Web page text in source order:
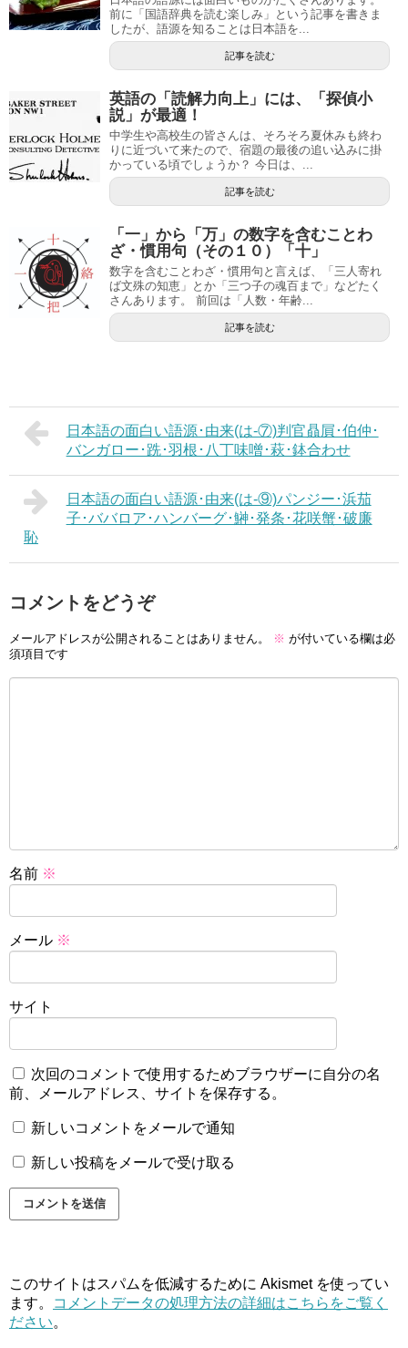
前に「国語辞典を読む楽しみ」という記事を書きま
したが、語源を知ることは日本語を...
記事を読む
英語の「読解力向上」には、「探偵小
説」が最適！
中学生や高校生の皆さんは、そろそろ夏休みも終わ
りに近づいて来たので、宿題の最後の追い込みに掛
かっている頃でしょうか？ 今日は、...
記事を読む
「一」から「万」の数字を含むことわ
ざ・慣用句（その１０）「十」
数字を含むことわざ・慣用句と言えば、「三人寄れ
ば文殊の知恵」とか「三つ子の魂百まで」などたく
さんあります。 前回は「人数・年齢...
記事を読む
日本語の面白い語源･由来(は-⑦)判官贔屓･伯仲･
バンガロー･跣･羽根･八丁味噌･萩･鉢合わせ
日本語の面白い語源･由来(は-⑨)パンジー･浜茄
子･ババロア･ハンバーグ･鰰･発条･花咲蟹･破廉
恥
コメントをどうぞ
メールアドレスが公開されることはありません。 ※ が付いている欄は必
須項目です
名前 ※
メール ※
サイト
次回のコメントで使用するためブラウザーに自分の名
前、メールアドレス、サイトを保存する。
新しいコメントをメールで通知
新しい投稿をメールで受け取る
このサイトはスパムを低減するために Akismet を使ってい
ます。
コメントデータの処理方法の詳細はこちらをご覧く
ださい。